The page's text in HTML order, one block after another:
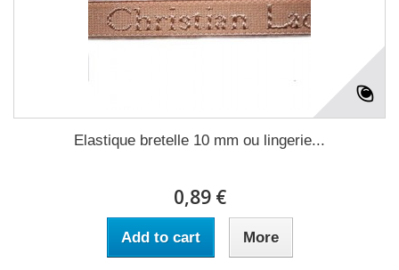
Elastique bretelle 10 mm ou lingerie...
0,89 €
Add to cart More